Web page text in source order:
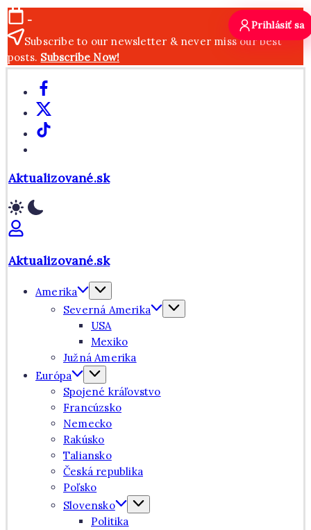
Skip
to
content
-
Subscribe to our newsletter & never miss our best
posts. Subscribe Now!
Facebook
X
TikTok
Aktualizované.sk
Aktualizované.sk
Amerika
Severná Amerika
USA
Mexiko
Južná Amerika
Európa
Spojené kráľovstvo
Francúzsko
Nemecko
Rakúsko
Taliansko
Česká republika
Poľsko
Slovensko
Politika
Prihlásiť sa